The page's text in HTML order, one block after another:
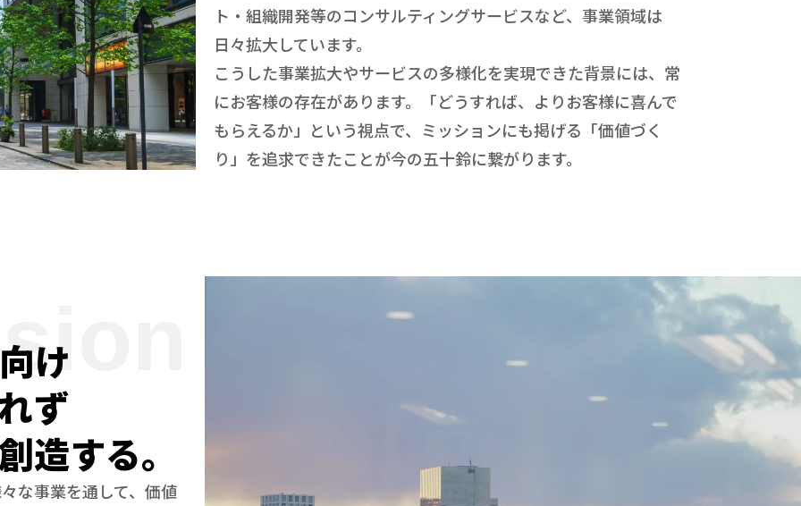
ト・組織開発等のコンサルティングサービスなど、事業領域は
日々拡大しています。
こうした事業拡大やサービスの多様化を実現できた背景には、常
にお客様の存在があります。「どうすれば、よりお客様に喜んで
もらえるか」という視点で、ミッションにも掲げる「価値づく
り」を追求できたことが今の五十鈴に繋がります。
け
ず
造する。
な事業を通して、価値